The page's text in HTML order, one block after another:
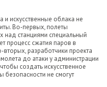
искусственные облака не
Во-первых, полеты
над станциями специальный
процесс сжатия паров в
разработчики проекта
до атаки у администрации
создать искусственное
безопасности не смогут